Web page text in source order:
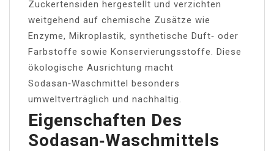
Zuckertensiden hergestellt und verzichten
weitgehend auf chemische Zusätze wie
Enzyme, Mikroplastik, synthetische Duft‑ oder
Farbstoffe sowie Konservierungsstoffe. Diese
ökologische Ausrichtung macht
Sodasan‑Waschmittel besonders
umweltverträglich und nachhaltig.
Eigenschaften Des
Sodasan‑Waschmittels